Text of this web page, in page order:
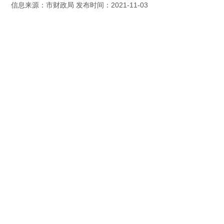
信息来源：市财政局 发布时间：2021-11-03